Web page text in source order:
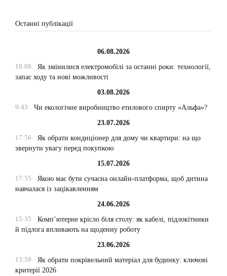
Останні публікації
06.08.2026
18:08
Як змінилися електромобілі за останні роки: технології,
запас ходу та нові можливості
03.08.2026
9:43
Чи екологічне виробництво етилового спирту «Альфа»?
23.07.2026
17:56
Як обрати кондиціонер для дому чи квартири: на що
звернути увагу перед покупкою
15.07.2026
17:55
Якою має бути сучасна онлайн-платформа, щоб дитина
навчалася із зацікавленням
24.06.2026
15:35
Комп’ютерне крісло біля столу: як кабелі, підлокітники
й підлога впливають на щоденну роботу
23.06.2026
13:59
Як обрати покрівельний матеріал для будинку: ключові
критерії 2026